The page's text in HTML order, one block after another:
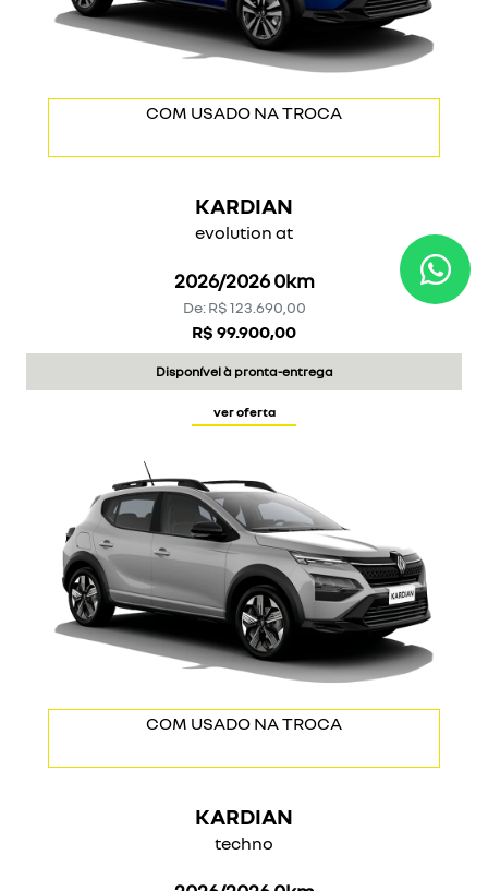
KARDIAN
evolution at
COM USADO NA TROCA
2026/2026 0km
De: R$ 123.690,00
R$ 99.900,00
Disponível à pronta-entrega
ver oferta
KARDIAN
techno
COM USADO NA TROCA
TAXA DE 1,19% A.M.